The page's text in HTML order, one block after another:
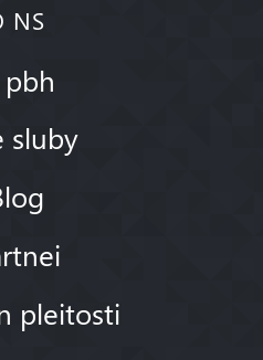
NS
sluby
pleitosti